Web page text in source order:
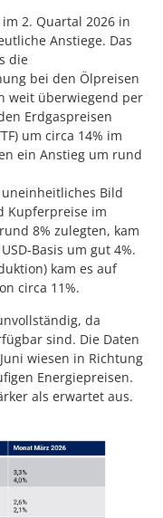
2. Quartal 2026 in
Anstiege. Das
die
bei den Ölpreisen
weit überwiegend per
Erdgaspreisen
um circa 14% im
ein Anstieg um rund
Bild
Kupferpreise im
8% zulegten, kam
Basis um gut 4%.
kam es auf
circa 11%.
da
sind. Die Daten
wiesen in Richtung
Energiepreisen.
als erwartet aus.